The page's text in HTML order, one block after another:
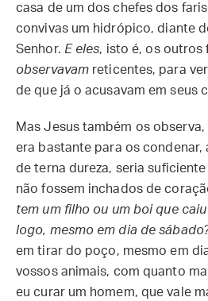
casa de um dos chefes dos
convivas um hidrópico, diante
Senhor. E eles, isto é, os outros
observavam reticentes, para
de que já o acusavam em seus
Mas Jesus também os
era bastante para os condenar,
de terna dureza, seria
não fossem inchados de
tem um filho ou um boi que
logo, mesmo em dia de
em tirar do poço, mesmo em
vossos animais, com quanto
eu curar um homem, que vale